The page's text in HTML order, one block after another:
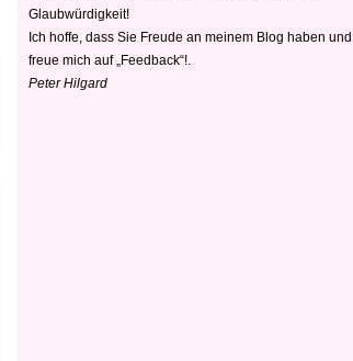
Glaubwürdigkeit!
Ich hoffe, dass Sie Freude an meinem Blog haben und
freue mich auf „Feedback“!.
Peter Hilgard